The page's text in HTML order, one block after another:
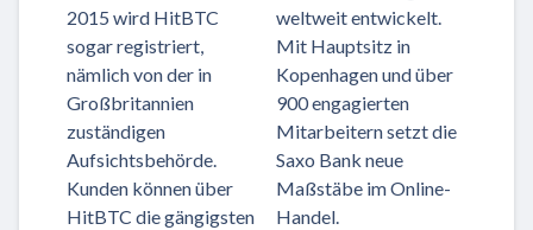
2015 wird HitBTC
sogar registriert,
nämlich von der in
Großbritannien
zuständigen
Aufsichtsbehörde.
Kunden können über
HitBTC die gängigsten
weltweit entwickelt.
Mit Hauptsitz in
Kopenhagen und über
900 engagierten
Mitarbeitern setzt die
Saxo Bank neue
Maßstäbe im Online-
Handel.